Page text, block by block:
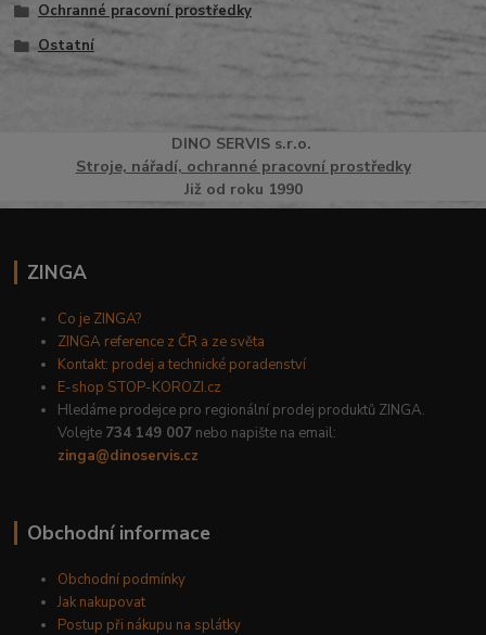
Ochranné pracovní prostředky
Ostatní
DINO SERVISs.r.o.
Stroje, nářadí, ochranné pracovní prostředky
Již od roku 1990
ZINGA
Co je ZINGA?
ZINGA reference z ČR a ze světa
Kontakt: prodej a technické poradenství
E-shop STOP-KOROZI.cz
Hledáme prodejce pro regionální prodej produktů ZINGA.
Volejte 734 149 007 nebo napište na email:
zinga@dinoservis.cz
Obchodní informace
Obchodní podmínky
Jak nakupovat
Postup při nákupu na splátky